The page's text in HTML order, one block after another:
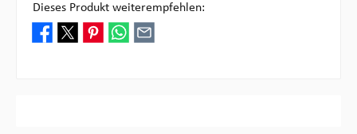
Dieses Produkt weiterempfehlen: